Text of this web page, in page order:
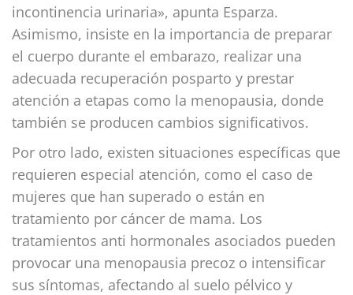
incontinencia urinaria», apunta Esparza.
Asimismo, insiste en la importancia de preparar
el cuerpo durante el embarazo, realizar una
adecuada recuperación posparto y prestar
atención a etapas como la menopausia, donde
también se producen cambios significativos.
Por otro lado, existen situaciones específicas que
requieren especial atención, como el caso de
mujeres que han superado o están en
tratamiento por cáncer de mama. Los
tratamientos anti hormonales asociados pueden
provocar una menopausia precoz o intensificar
sus síntomas, afectando al suelo pélvico y